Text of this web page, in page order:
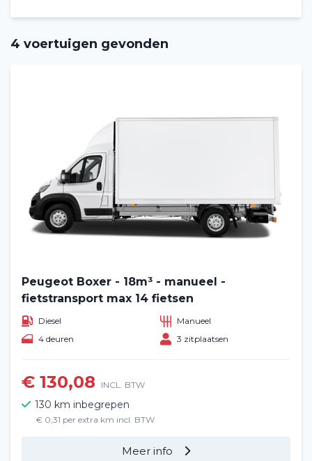
4 voertuigen gevonden
Peugeot Boxer - 18m³ - manueel -
fietstransport max 14 fietsen
Diesel
Manueel
4 deuren
3 zitplaatsen
€ 130,08 INCL. BTW
130 km inbegrepen
€ 0,31 per extra km incl. BTW
Meer info